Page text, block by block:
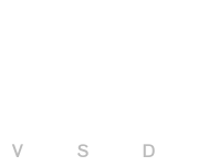
V S
D